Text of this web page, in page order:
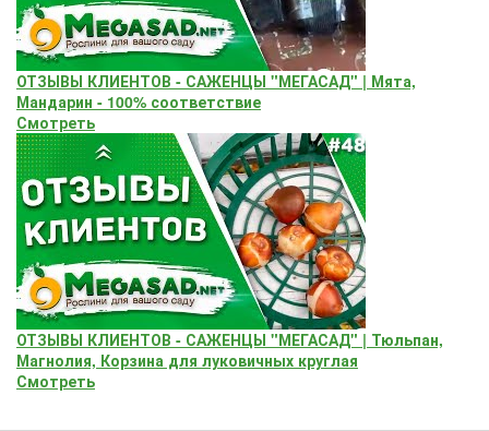
ОТЗЫВЫ КЛИЕНТОВ - САЖЕНЦЫ "МЕГАСАД" | Мята,
Мандарин - 100% соответствие
Смотреть
ОТЗЫВЫ КЛИЕНТОВ - САЖЕНЦЫ "МЕГАСАД" | Тюльпан,
Магнолия, Корзина для луковичных круглая
Смотреть